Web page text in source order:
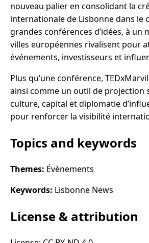
nouveau palier en consolidant la
internationale de Lisbonne dans le
grandes conférences d’idées, à un
villes européennes rivalisent pour
événements, investisseurs et
Plus qu’une conférence,
ainsi comme un outil de projection
culture, capital et diplomatie
pour renforcer la visibilité
Topics and keywords
Themes: Évènements
Keywords: Lisbonne News
License & attribution